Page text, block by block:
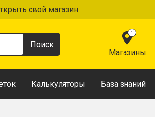
свой магазин
1
Магазины
Калькуляторы База знаний